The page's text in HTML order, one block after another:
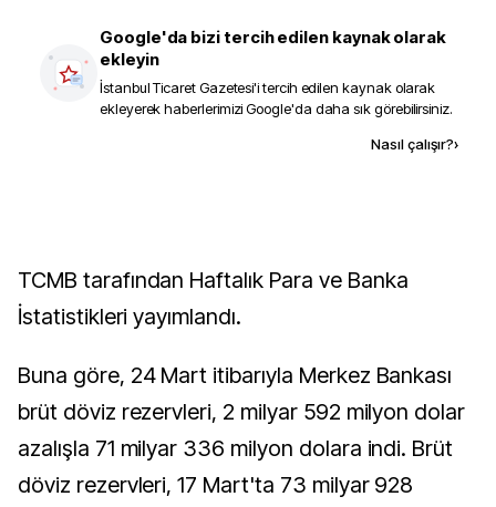
Google'da bizi tercih edilen kaynak olarak
ekleyin
İstanbul Ticaret Gazetesi'i tercih edilen kaynak olarak
ekleyerek haberlerimizi Google'da daha sık görebilirsiniz.
Nasıl çalışır?›
TCMB tarafından Haftalık Para ve Banka
İstatistikleri yayımlandı.
Buna göre, 24 Mart itibarıyla Merkez Bankası
brüt döviz rezervleri, 2 milyar 592 milyon dolar
azalışla 71 milyar 336 milyon dolara indi. Brüt
döviz rezervleri, 17 Mart'ta 73 milyar 928